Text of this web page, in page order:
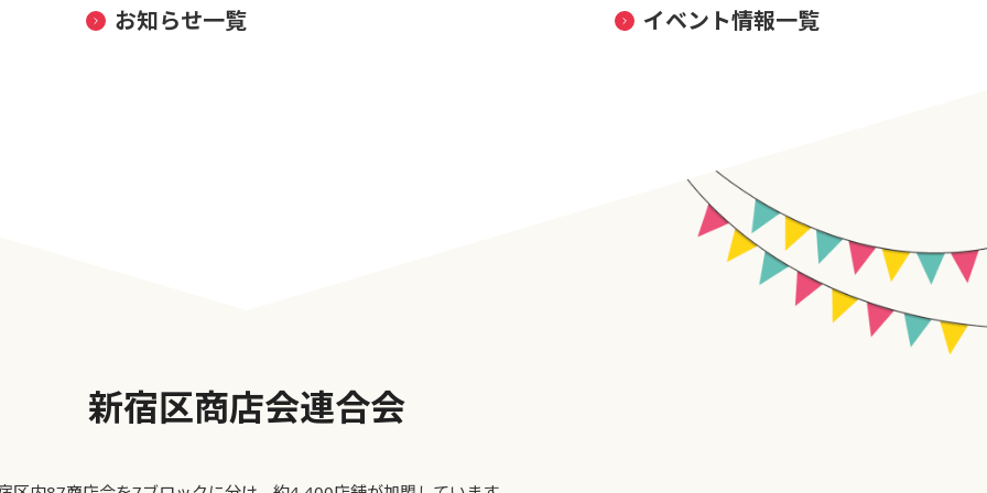
お知らせ一覧 イベント情報一覧
新宿区商店会連合会